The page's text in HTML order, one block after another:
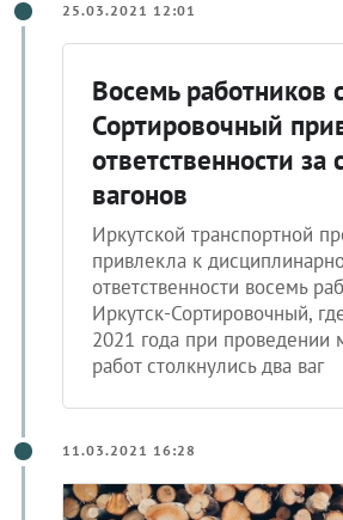
25.03.2021 12:01
Восемь работников
Сортировочный
ответственности за
вагонов
Иркутской транспортной
привлекла к
ответственности восемь
Иркутск-Сортировочный,
2021 года при проведении
работ столкнулись два ваг
11.03.2021 16:28